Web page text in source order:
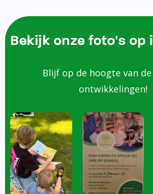
Bekijk onze foto's op
Blijf op de hoogte van
ontwikkelingen!